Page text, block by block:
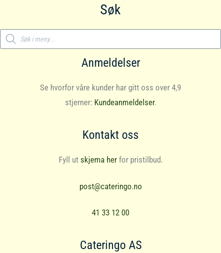
Søk
Products
search
Anmeldelser
Se hvorfor våre kunder har gitt oss over 4,9
stjerner: Kundeanmeldelser.
Kontakt oss
Fyll ut skjema herfor pristilbud.
post@cateringo.no
41 33 12 00
Cateringo AS